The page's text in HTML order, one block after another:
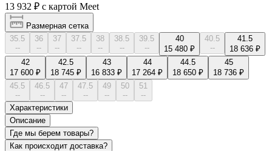
13 932 ₽ с картой Meet
Размерная сетка
35.5
--
36
--
37
--
37.5
--
38
--
38.5
--
39.5
--
40
15 480 ₽
40.5
--
41.5
18 636 ₽
42
17 600 ₽
42.5
18 745 ₽
43
16 833 ₽
44
17 264 ₽
44.5
18 650 ₽
45
18 736 ₽
45.5
--
46.5
--
47
--
47.5
--
49
--
50
--
51
--
Характеристики
Описание
Где мы берем товары?
Как происходит доставка?